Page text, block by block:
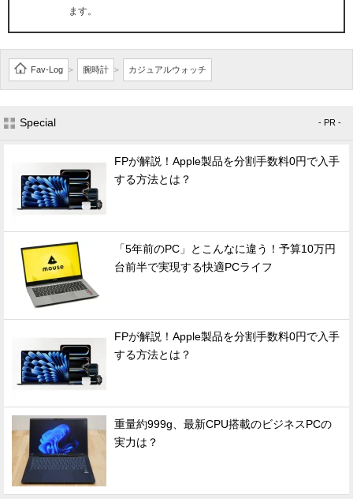
ます。
Fav-Log > 腕時計 > カジュアルウォッチ
Special - PR -
FPが解説！Apple製品を分割手数料0円で入手
する方法とは？
「5年前のPC」とこんなに違う！予算10万円
台前半で実現する快適PCライフ
FPが解説！Apple製品を分割手数料0円で入手
する方法とは？
重量約999g、最新CPU搭載のビジネスPCの
実力は？